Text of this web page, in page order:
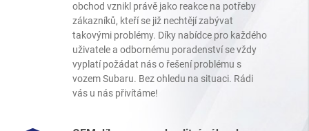
obchod vznikl právě jako reakce na potřeby
zákazníků, kteří se již nechtějí zabývat
takovými problémy. Díky nabídce pro každého
uživatele a odbornému poradenství se vždy
vyplatí požádat nás o řešení problému s
vozem Subaru. Bez ohledu na situaci. Rádi
vás u nás přivítáme!